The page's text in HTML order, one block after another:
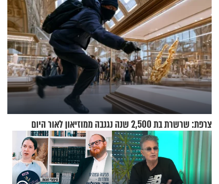
צרפת: שרשרת בת 2,500 שנה נגנבה ממוזיאון לאור היום